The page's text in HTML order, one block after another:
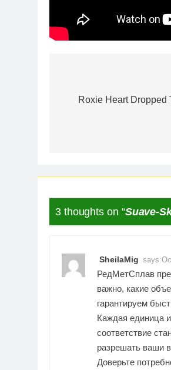
navigation
Roxie Heart Dropped
3 thoughts on “Suave-
SheilaMig says:
РедМетСплав
важно, какие
гарантируем
Каждая единица
соответствие
разрешать ваши
Доверьте